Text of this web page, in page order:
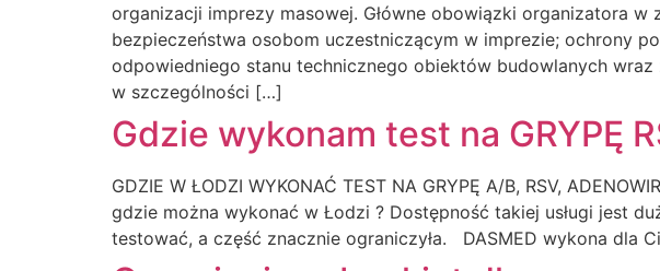
organizacji imprezy masowej. Główne obowiązki organizatora
bezpieczeństwa osobom uczestniczącym w imprezie; ochrony
odpowiedniego stanu technicznego obiektów budowlanych
w szczególności […]
Gdzie wykonam test na GRYPĘ
GDZIE W ŁODZI WYKONAĆ TEST NA GRYPĘ A/B, RSV,
gdzie można wykonać w Łodzi ? Dostępność takiej usługi jest
testować, a część znacznie ograniczyła. DASMED wykona dla